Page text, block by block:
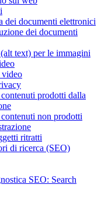
dei documenti elettronici
dei documenti
text) per le immagini
video
prodotti dalla
non prodotti
ritratti
di ricerca (SEO)
SEO: Search